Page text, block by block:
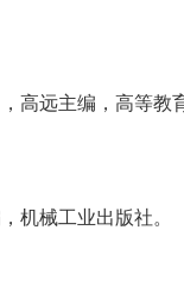
高远主编，高等教
机械工业出版社。